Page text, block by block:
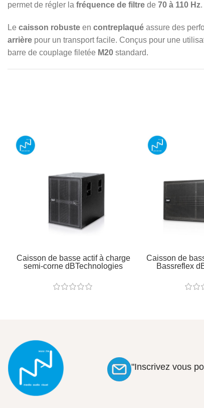
permet de régler la fréquence de filtre de 70 à 110 Hz.
Le caisson robuste en contreplaqué assure des
arrière pour un transport facile. Conçus pour une
barre de couplage filetée M20 standard.
Caisson de basse actif à charge
semi-corne dBTechnologies
Caisson de
Bassreflex
"Inscrivez vous